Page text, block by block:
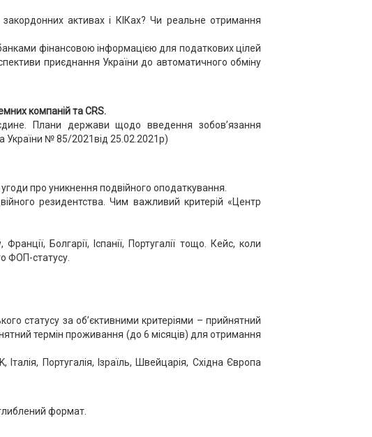
активах і КІКах? Чи реальне отримання
фінансовою інформацією для податкових цілей
приєднання України до автоматичного обміну
компаній та CRS.
Плани держави щодо введення зобов’язання
України № 85/2021від 25.02.2021р)
про уникнення подвійного оподаткування.
резидентства. Чим важливий критерій «Центр
Болгарії, Іспанії, Португалії тощо. Кейс, коли
ФОП-статусу.
статусу за об’єктивними критеріями – прийнятний
термін проживання (до 6 місяців) для отримання
Португалія, Ізраїль, Швейцарія, Східна Європа
формат.